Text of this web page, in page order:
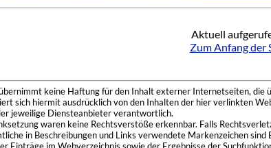
Aktuell
Zum Anfang der
keine Haftung für den Inhalt externer Internetseiten, die
sich hiermit ausdrücklich von den Inhalten der hier verlinkten
jeweilige Diensteanbieter verantwortlich.
waren keine Rechtsverstöße erkennbar. Falls
in Beschreibungen und Links verwendete Markenzeichen sind